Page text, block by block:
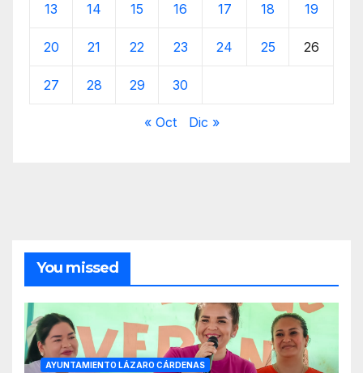
13 14 15 16 17 18 19
20 21 22 23 24 25 26
27 28 29 30
« Oct Dic »
You missed
AYUNTAMIENTO LÁZARO CÁRDENAS